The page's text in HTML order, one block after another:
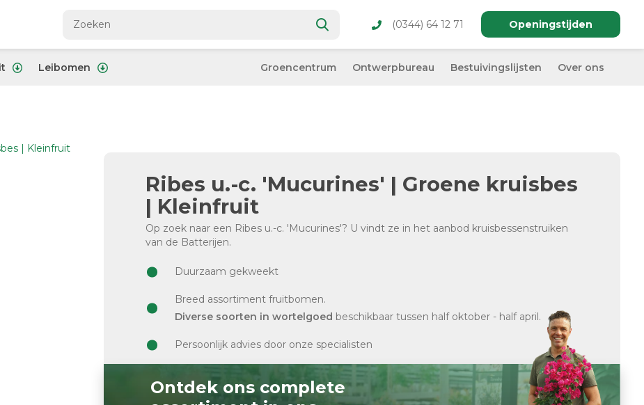
(0344) 64 12 71 Openingstijden
Leibomen Groencentrum Ontwerpbureau Bestuivingslijsten Over ons
Ribes u.-c. 'Mucurines' | Groene kruisbes
| Kleinfruit
Op zoek naar een Ribes u.-c. 'Mucurines'? U vindt ze in het aanbod kruisbessenstruiken
van de Batterijen.
Duurzaam gekweekt
Breed assortiment fruitbomen.
Diverse soorten in wortelgoed beschikbaar tussen half oktober - half april.
Persoonlijk advies door onze specialisten
Ontdek ons complete